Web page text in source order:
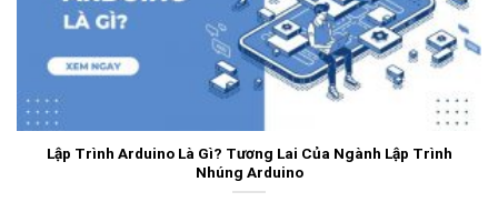
Lập Trình Arduino Là Gì? Tương Lai Của Ngành Lập Trình
Nhúng Arduino